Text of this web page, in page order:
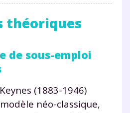
théoriques
de sous-emploi
(1883-1946)
néo-classique,